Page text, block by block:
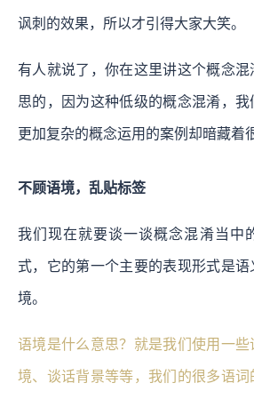
讽刺的效果，所以才引得大家大笑。
有人就说了，你在这里讲这个概念
思的，因为这种低级的概念混淆，
更加复杂的概念运用的案例却暗藏着
不顾语境，乱贴标签
我们现在就要谈一谈概念混淆当中
式，它的第一个主要的表现形式是
境。
语境是什么意思？就是我们使用一
境、谈话背景等等，我们的很多语词